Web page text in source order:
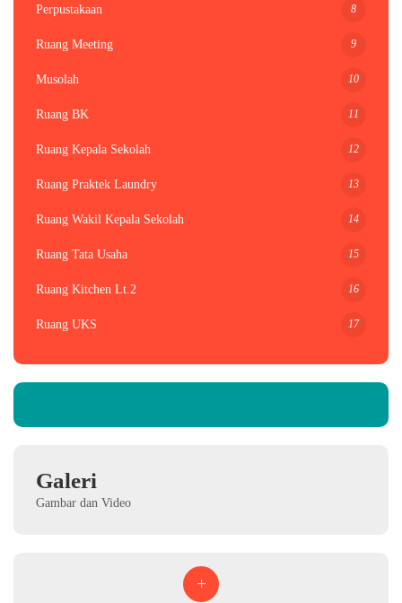
Perpustakaan 8
Ruang Meeting 9
Musolah 10
Ruang BK 11
Ruang Kepala Sekolah 12
Ruang Praktek Laundry 13
Ruang Wakil Kepala Sekolah 14
Ruang Tata Usaha 15
Ruang Kitchen Lt.2 16
Ruang UKS 17
Galeri
Gambar dan Video
+